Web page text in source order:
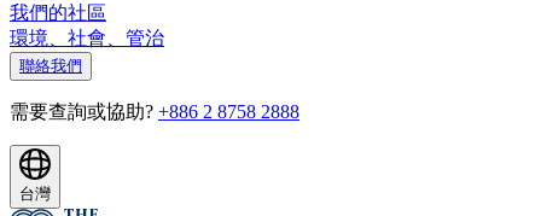
我們的社區
環境、社會、管治
聯絡我們
需要查詢或協助? +886 2 8758 2888
台灣